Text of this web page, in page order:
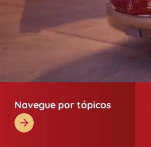
Navegue por tópicos